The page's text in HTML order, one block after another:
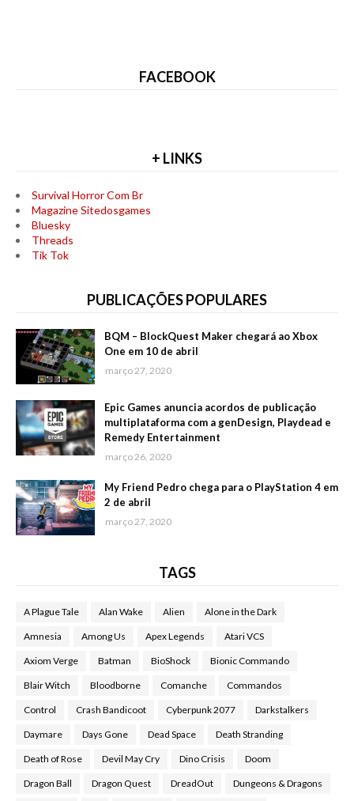
FACEBOOK
+ LINKS
Survival Horror Com Br
Magazine Sitedosgames
Bluesky
Threads
Tik Tok
PUBLICAÇÕES POPULARES
BQM – BlockQuest Maker chegará ao Xbox
One em 10 de abril
março 27, 2020
Epic Games anuncia acordos de publicação
multiplataforma com a genDesign, Playdead e
Remedy Entertainment
março 26, 2020
My Friend Pedro chega para o PlayStation 4 em
2 de abril
março 27, 2020
TAGS
A Plague Tale Alan Wake Alien Alone in the Dark
Amnesia Among Us Apex Legends Atari VCS
Axiom Verge Batman BioShock Bionic Commando
Blair Witch Bloodborne Comanche Commandos
Control Crash Bandicoot Cyberpunk 2077 Darkstalkers
Daymare Days Gone Dead Space Death Stranding
Death of Rose Devil May Cry Dino Crisis Doom
Dragon Ball Dragon Quest DreadOut Dungeons & Dragons